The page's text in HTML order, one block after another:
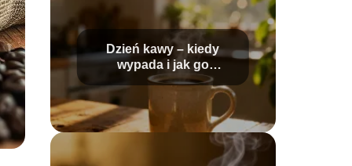
Dzień kawy – kiedy
wypada i jak go
obchodzić?